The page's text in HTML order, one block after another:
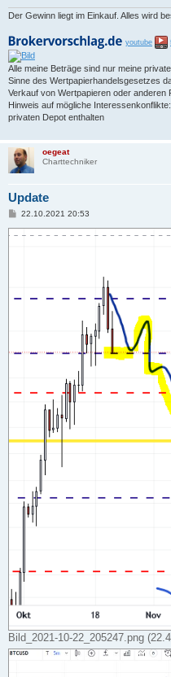
Der Gewinn liegt im Einkauf. Alles wird
youtube
Alle meine Beträge sind nur meine
Sinne des Wertpapierhandelsgesetzes
Verkauf von Wertpapieren oder anderen
Hinweis auf mögliche
privaten Depot enthalten
oegeat
Charttechniker
Update
B22.10.2021 20:53
Bild_2021-10-22_205247.png